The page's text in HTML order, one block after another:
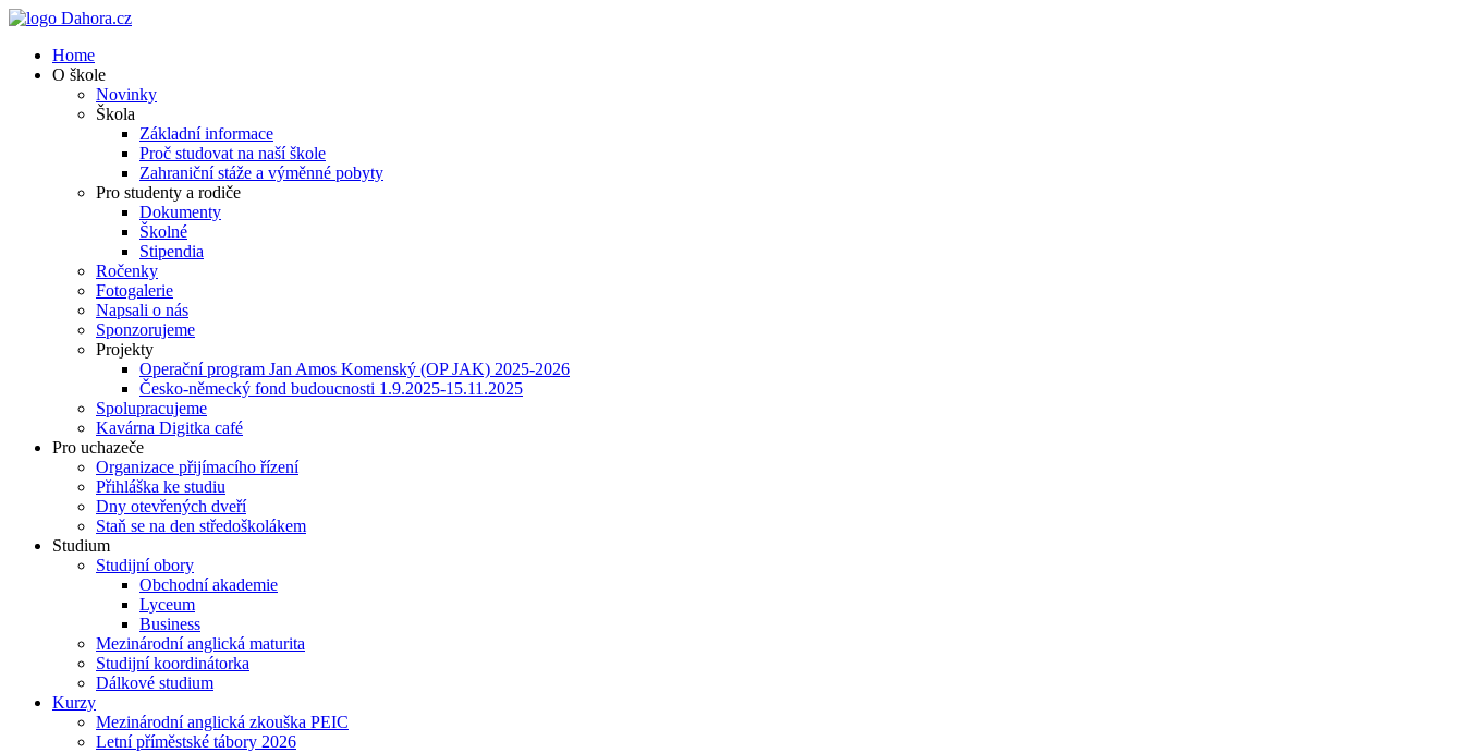
Home
O škole
Novinky
Škola
Základní informace
Proč studovat na naší škole
Zahraniční stáže a výměnné pobyty
Pro studenty a rodiče
Dokumenty
Školné
Stipendia
Ročenky
Fotogalerie
Napsali o nás
Sponzorujeme
Projekty
Operační program Jan Amos Komenský (OP JAK) 2025-2026
Česko-německý fond budoucnosti 1.9.2025-15.11.2025
Spolupracujeme
Kavárna Digitka café
Pro uchazeče
Organizace přijímacího řízení
Přihláška ke studiu
Dny otevřených dveří
Staň se na den středoškolákem
Studium
Studijní obory
Obchodní akademie
Lyceum
Business
Mezinárodní anglická maturita
Studijní koordinátorka
Dálkové studium
Kurzy
Mezinárodní anglická zkouška PEIC
Letní příměstské tábory 2026